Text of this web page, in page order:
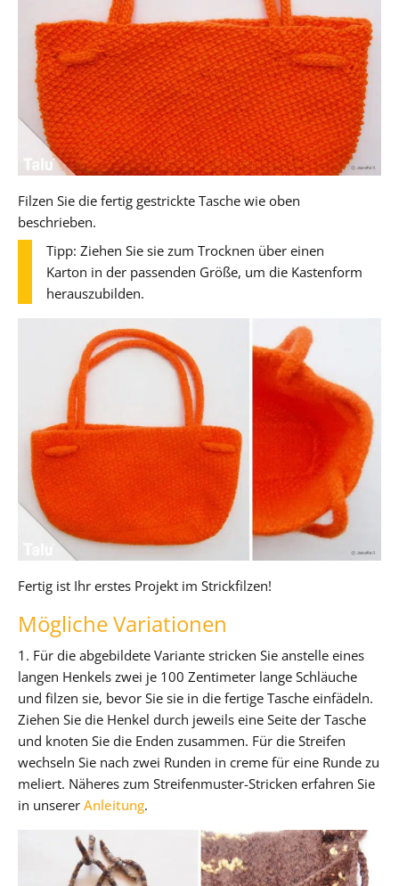
Filzen Sie die fertig gestrickte Tasche wie oben
beschrieben.
Tipp: Ziehen Sie sie zum Trocknen über einen
Karton in der passenden Größe, um die Kastenform
herauszubilden.
Fertig ist Ihr erstes Projekt im Strickfilzen!
Mögliche Variationen
1. Für die abgebildete Variante stricken Sie anstelle eines
langen Henkels zwei je 100 Zentimeter lange Schläuche
und filzen sie, bevor Sie sie in die fertige Tasche einfädeln.
Ziehen Sie die Henkel durch jeweils eine Seite der Tasche
und knoten Sie die Enden zusammen. Für die Streifen
wechseln Sie nach zwei Runden in creme für eine Runde zu
meliert. Näheres zum Streifenmuster-Stricken erfahren Sie
in unserer Anleitung.